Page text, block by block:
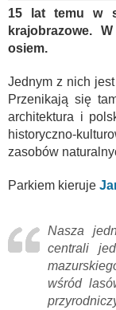
15 lat temu w
krajobrazowe.
osiem.
Jednym z nich
Przenikają się
architektura i
historyczno-
zasobów
Parkiem kieruje
Nasza
centrali
wśród